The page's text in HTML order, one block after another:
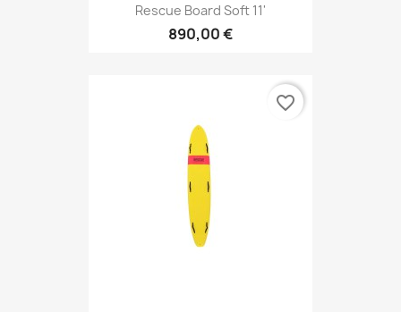
Rescue Board Soft 11'
890,00 €
favorite_border